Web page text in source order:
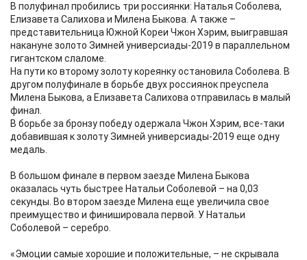
В полуфинал пробились три россиянки: Наталья Соболева,
Елизавета Салихова и Милена Быкова. А также –
представительница Южной Кореи Чжон Хэрим, выигравшая
накануне золото Зимней универсиады-2019 в параллельном
гигантском слаломе.
На пути ко второму золоту кореянку остановила Соболева. В
другом полуфинале в борьбе двух россиянок преуспела
Милена Быкова, а Елизавета Салихова отправилась в малый
финал.
В борьбе за бронзу победу одержала Чжон Хэрим, все-таки
добавившая к золоту Зимней универсиады-2019 еще одну
медаль.
В большом финале в первом заезде Милена Быкова
оказалась чуть быстрее Натальи Соболевой – на 0,03
секунды. Во втором заезде Милена еще увеличила свое
преимущество и финишировала первой. У Натальи
Соболевой – серебро.
«Эмоции самые хорошие и положительные, – не скрывала